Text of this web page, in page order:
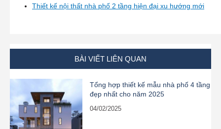
Thiết kế nội thất nhà phố 2 tầng hiện đại xu hướng mới
BÀI VIẾT LIÊN QUAN
Tổng hợp thiết kế mẫu nhà phố 4 tầng
đẹp nhất cho năm 2025
04/02/2025